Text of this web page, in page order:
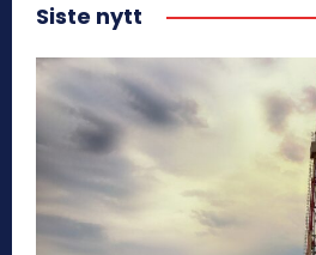
Siste nytt